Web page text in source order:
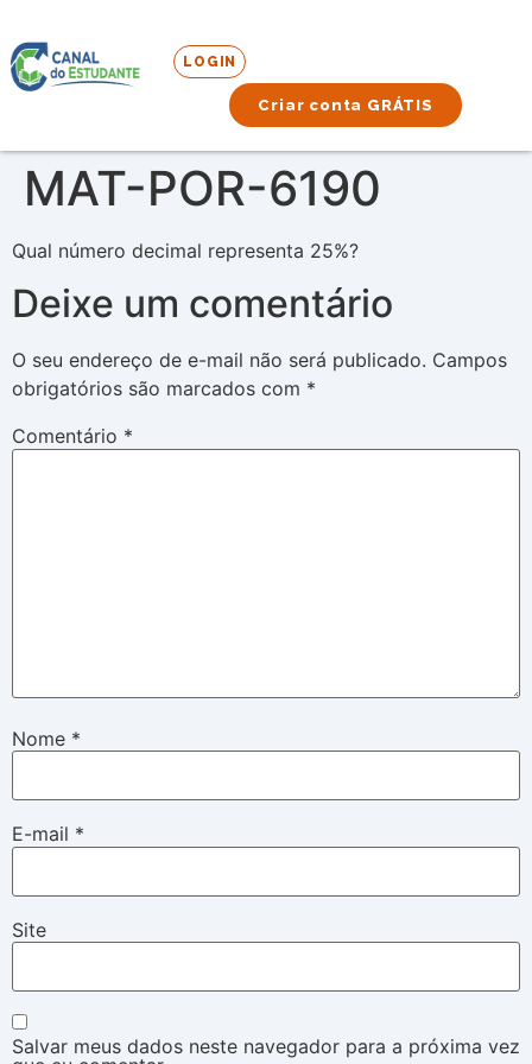
LOGIN
Criar conta GRÁTIS
MAT-POR-6190
Qual número decimal representa 25%?
Deixe um comentário
O seu endereço de e-mail não será publicado. Campos
obrigatórios são marcados com *
Comentário *
Nome *
E-mail *
Site
Salvar meus dados neste navegador para a próxima vez